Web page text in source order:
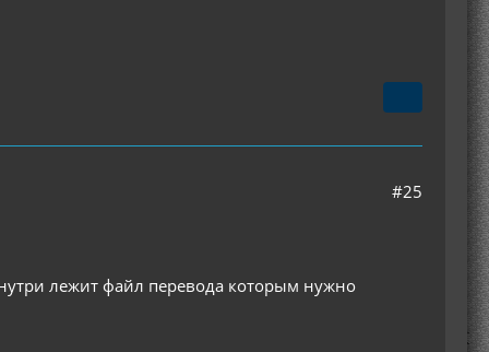
#25
лежит файл перевода которым нужно